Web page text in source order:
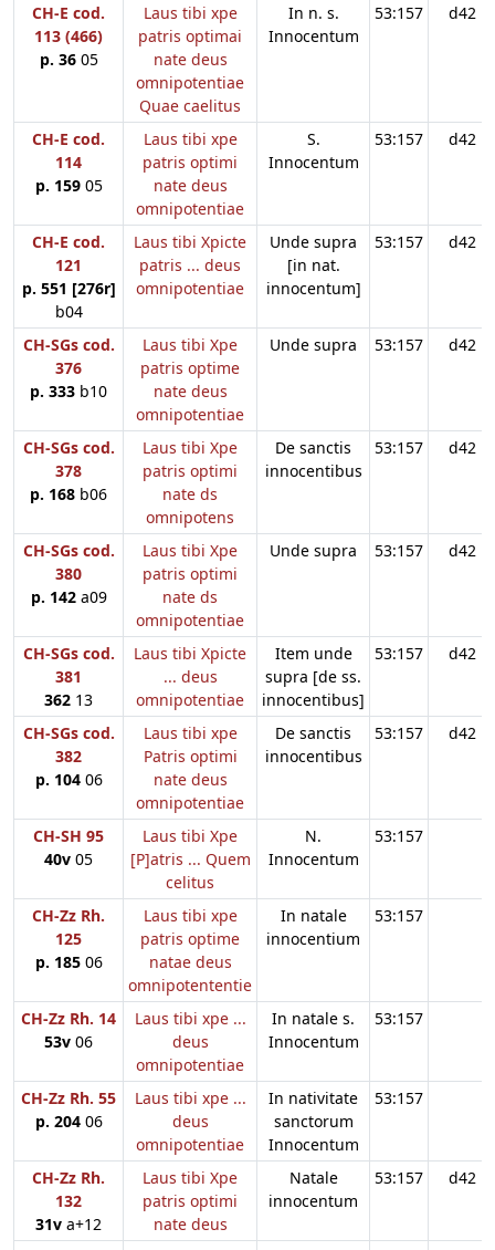
CH-E cod.
113 (466)
p. 3605
Laus tibi xpe
patris optimai
nate deus
omnipotentiae
Quae caelitus
In n. s.
Innocentum
53:157 d42
CH-E cod.
114
p. 15905
Laus tibi xpe
patris optimi
nate deus
omnipotentiae
S.
Innocentum
53:157 d42
CH-E cod.
121
p. 551 [276r]
b04
Laus tibi Xpicte
patris ... deus
omnipotentiae
Unde supra
[in nat.
innocentum]
53:157 d42
CH-SGs cod.
376
p. 333 b10
Laus tibi Xpe
patris optime
nate deus
omnipotentiae
Unde supra 53:157 d42
CH-SGs cod.
378
p. 168 b06
Laus tibi Xpe
patris optimi
nate ds
omnipotens
De sanctis
innocentibus
53:157 d42
CH-SGs cod.
380
p. 142a09
Laus tibi Xpe
patris optimi
nate ds
omnipotentiae
Unde supra 53:157 d42
CH-SGs cod.
381
362 13
Laus tibi Xpicte
... deus
omnipotentiae
Item unde
supra [de ss.
innocentibus]
53:157 d42
CH-SGs cod.
382
p. 10406
Laus tibi xpe
Patris optimi
nate deus
omnipotentiae
De sanctis
innocentibus
53:157 d42
CH-SH 95
40v 05
Laus tibi Xpe
[P]atris ... Quem
celitus
N.
Innocentum
53:157
CH-Zz Rh.
125
p. 18506
Laus tibi xpe
patris optime
natae deus
omnipotententie
In natale
innocentium
53:157
CH-Zz Rh. 14
53v 06
Laus tibi xpe ...
deus
omnipotentiae
In natale s.
Innocentum
53:157
CH-Zz Rh. 55
p. 20406
Laus tibi xpe ...
deus
omnipotentiae
In nativitate
sanctorum
Innocentum
53:157
CH-Zz Rh.
132
31v a+12
Laus tibi Xpe
patris optimi
nate deus
Natale
innocentum
53:157 d42